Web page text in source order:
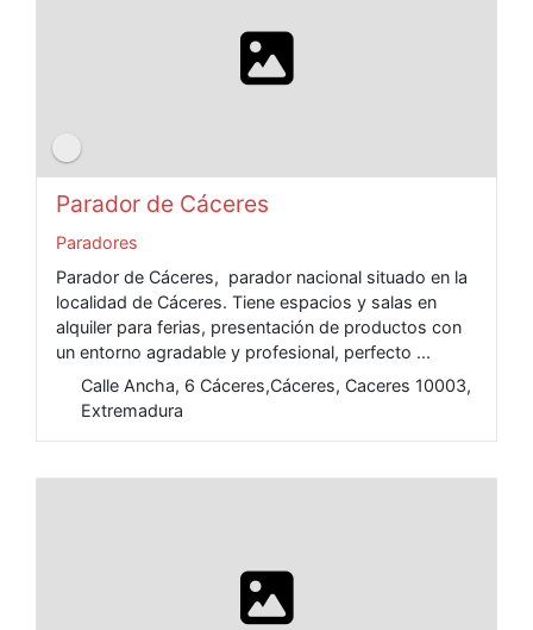
Parador de Cáceres
Paradores
Parador de Cáceres, parador nacional situado en la
localidad de Cáceres. Tiene espacios y salas en
alquiler para ferias, presentación de productos con
un entorno agradable y profesional, perfecto ...
Calle Ancha, 6 Cáceres,Cáceres, Caceres 10003,
Extremadura